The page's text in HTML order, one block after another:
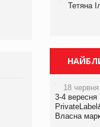
Брагина
Просування
порталі оптової
Тетяна
18 червня
3-4 вересня
Власна